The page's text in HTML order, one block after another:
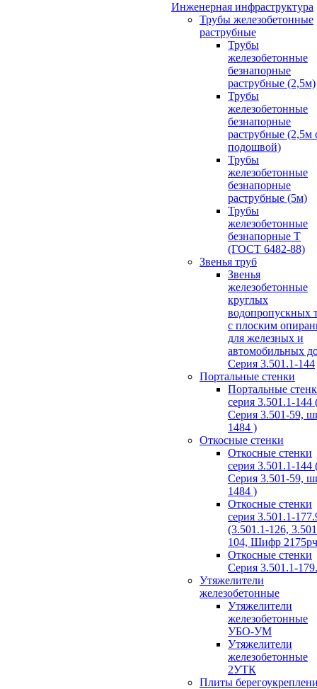
Инженерная инфраструктура
Трубы железобетонные
раструбные
Трубы
железобетонные
безнапорные
раструбные (2,5м)
Трубы
железобетонные
безнапорные
раструбные (2,5м
подошвой)
Трубы
железобетонные
безнапорные
раструбные (5м)
Трубы
железобетонные
безнапорные Т
(ГОСТ 6482-88)
Звенья труб
Звенья
железобетонные
круглых
водопропускных
с плоским
для железных и
автомобильных
Серия 3.501.1-144
Портальные стенки
Портальные
серия 3.501.1-144
Серия 3.501-59,
1484 )
Откосные стенки
Откосные стенки
серия 3.501.1-144
Серия 3.501-59,
1484 )
Откосные стенки
серия 3.501.1-
(3.501.1-126,
104, Шифр
Откосные стенки
Серия 3.501.1-
Утяжелители
железобетонные
Утяжелители
железобетонные
УБО-УМ
Утяжелители
железобетонные
2УТК
Плиты